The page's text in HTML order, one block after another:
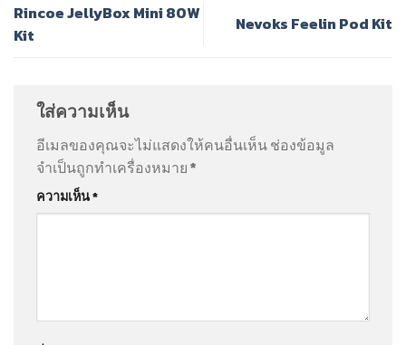
Rincoe JellyBox Mini 80W
Kit
Nevoks Feelin Pod Kit
ใส่ความเห็น
อีเมลของคุณจะไม่แสดงให้คนอื่นเห็นช่องข้อมูล
จำเป็นถูกทำเครื่องหมาย*
ความเห็น*